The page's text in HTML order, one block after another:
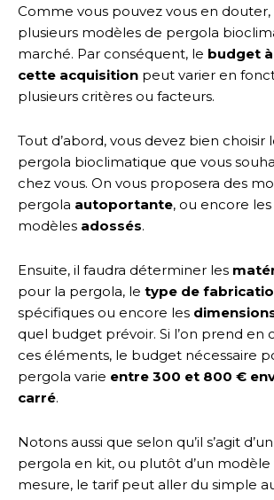
Comme vous pouvez vous en douter,
plusieurs modèles de pergola
marché. Par conséquent, le budget
cette acquisition peut varier en
plusieurs critères ou facteurs.
Tout d’abord, vous devez bien choisir
pergola bioclimatique que vous
chez vous. On vous proposera des
pergola autoportante, ou encore les
modèles adossés.
Ensuite, il faudra déterminer les
pour la pergola, le type de
spécifiques ou encore les
quel budget prévoir. Si l’on prend en
ces éléments, le budget nécessaire
pergola varie entre 300 et 800 €
carré.
Notons aussi que selon qu’il s’agit
pergola en kit, ou plutôt d’un
mesure, le tarif peut aller du simple